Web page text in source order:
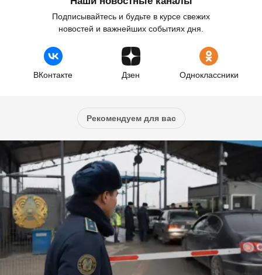
Подписывайтесь и будьте в курсе свежих
новостей и важнейших событиях дня.
ВКонтакте Дзен Одноклассники
Рекомендуем для вас